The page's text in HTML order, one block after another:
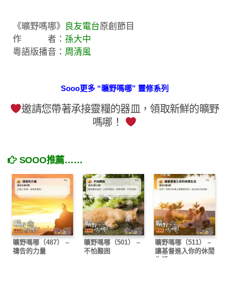
《曠野嗎哪》 良友電台原創節目
作 者： 孫大中
粵語版播音： 周清風
Sooo更多 “曠野嗎哪” 靈修系列
邀請您帶著承接靈糧的器皿，領取新鮮的曠野
嗎哪！
SOOO推薦……
曠野嗎哪（487） –
禱告的力量
曠野嗎哪（501） –
不怕艱困
曠野嗎哪（511） –
讓基督進入你的休閒
生活